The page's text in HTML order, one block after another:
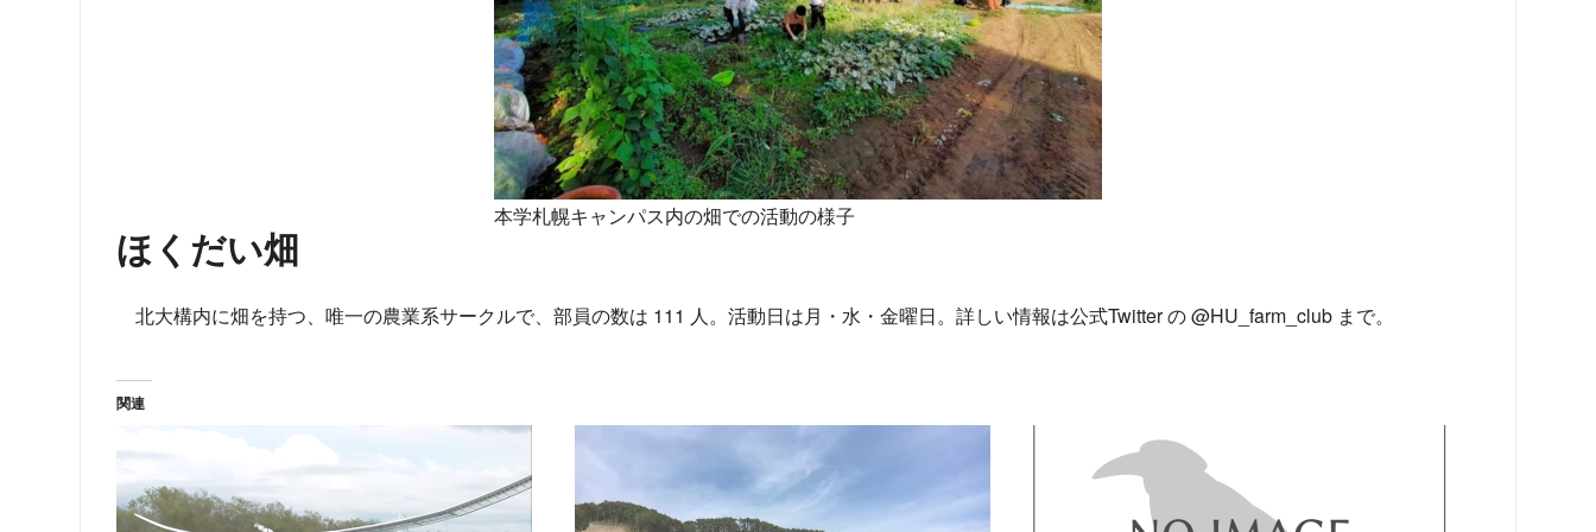
本学札幌キャンパス内の畑での活動の様子
ほくだい畑
北大構内に畑を持つ、唯一の農業系サークルで、部員の数は 111 人。活動日は月・水・金曜日。詳しい情報は公式Twitter の @HU_farm_club まで。
関連